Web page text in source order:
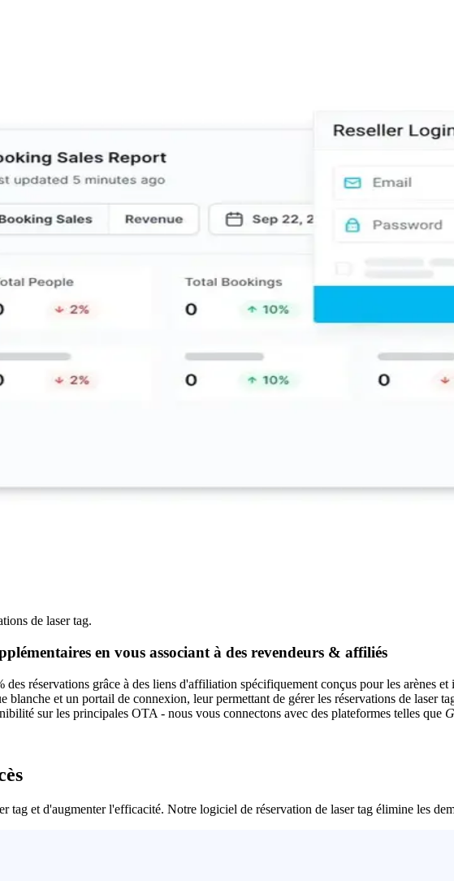
de laser tag.
en vous associant à des revendeurs & affiliés
réservations grâce à des liens d'affiliation spécifiquement conçus pour les arènes et
blanche et un portail de connexion, leur permettant de gérer les réservations de laser
sur les principales OTA - nous vous connectons avec des plateformes telles que
tag et d'augmenter l'efficacité. Notre logiciel de réservation de laser tag élimine les